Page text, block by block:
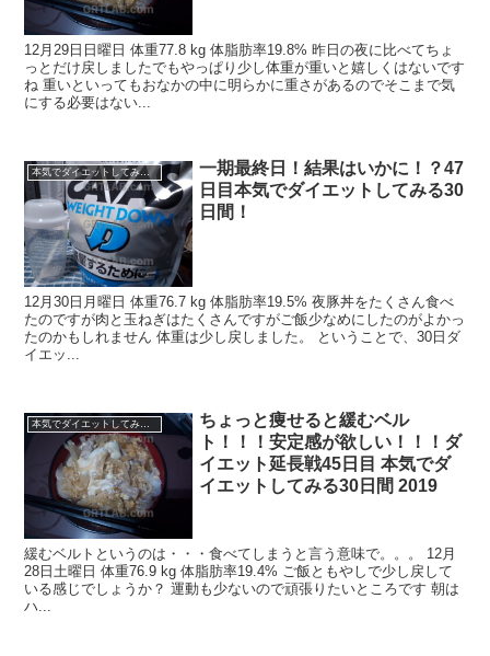
12月29日日曜日 体重77.8 kg 体脂肪率19.8% 昨日の夜に比べてちょ
っとだけ戻しましたでもやっぱり少し体重が重いと嬉しくはないです
ね 重いといってもおなかの中に明らかに重さがあるのでそこまで気
にする必要はない...
本気でダイエットしてみる30日間！2019.11 -
一期最終日！結果はいかに！？47
日目本気でダイエットしてみる30
日間！
12月30日月曜日 体重76.7 kg 体脂肪率19.5% 夜豚丼をたくさん食べ
たのですが肉と玉ねぎはたくさんですがご飯少なめにしたのがよかっ
たのかもしれません 体重は少し戻しました。 ということで、30日ダ
イエッ...
本気でダイエットしてみる30日間！2019.11 -
ちょっと痩せると緩むベル
ト！！！安定感が欲しい！！！ダ
イエット延長戦45日目 本気でダ
イエットしてみる30日間 2019
緩むベルトというのは・・・食べてしまうと言う意味で。。。 12月
28日土曜日 体重76.9 kg 体脂肪率19.4% ご飯ともやしで少し戻して
いる感じでしょうか？ 運動も少ないので頑張りたいところです 朝は
ハ...